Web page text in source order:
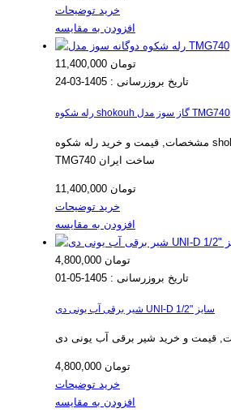
خرید توضیحات
افزودن به مقایسه
11,400,000 تومان
تاریخ بروزرسانی : 1405-03-24
رله شکوه shokouh گاز سوز مدل TMG740
مشخصات, قیمت و خرید رله شکوه shokouh گاز سوز مدل
TMG740 ساخت ایران
11,400,000 تومان
خرید توضیحات
افزودن به مقایسه
4,800,000 تومان
تاریخ بروزرسانی : 1405-05-01
شیر برقی آب یونی دی UNI-D سایز "1/2
4,800,000 تومان
خرید توضیحات
افزودن به مقایسه